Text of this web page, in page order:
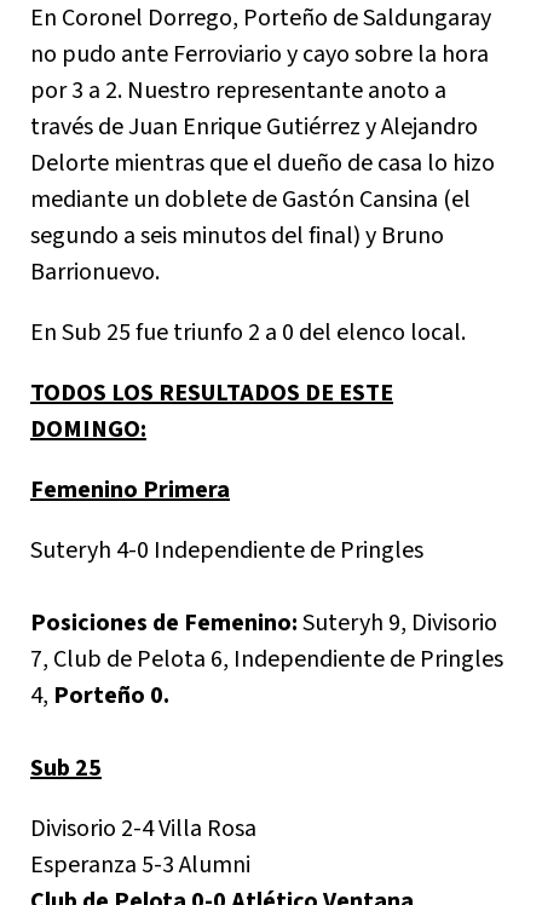
En Coronel Dorrego, Porteño de Saldungaray
no pudo ante Ferroviario y cayo sobre la hora
por 3 a 2. Nuestro representante anoto a
través de Juan Enrique Gutiérrez y Alejandro
Delorte mientras que el dueño de casa lo hizo
mediante un doblete de Gastón Cansina (el
segundo a seis minutos del final) y Bruno
Barrionuevo.
En Sub 25 fue triunfo 2 a 0 del elenco local.
TODOS LOS RESULTADOS DE ESTE
DOMINGO:
Femenino Primera
Suteryh 4-0 Independiente de Pringles
Posiciones de Femenino:Suteryh 9, Divisorio
7, Club de Pelota 6, Independiente de Pringles
4, Porteño 0.
Sub 25
Divisorio 2-4 Villa Rosa
Esperanza 5-3 Alumni